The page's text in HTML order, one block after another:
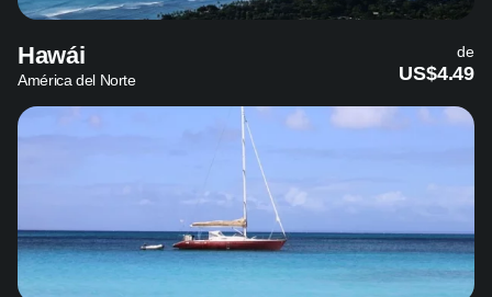
Hawái
América del Norte
de
US$4.49